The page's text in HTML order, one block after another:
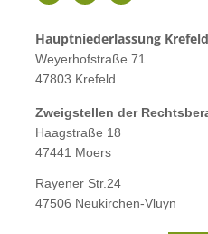
Hauptniederlassung Krefeld
Weyerhofstraße 71
47803 Krefeld
Zweigstellen der
Haagstraße 18
47441 Moers
Rayener Str.24
47506 Neukirchen-Vluyn